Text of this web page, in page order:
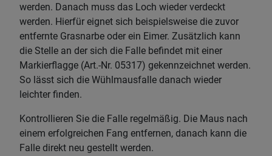
werden. Danach muss das Loch wieder verdeckt
werden. Hierfür eignet sich beispielsweise die zuvor
entfernte Grasnarbe oder ein Eimer. Zusätzlich kann
die Stelle an der sich die Falle befindet mit einer
Markierflagge (Art.-Nr. 05317) gekennzeichnet werden.
So lässt sich die Wühlmausfalle danach wieder
leichter finden.
Kontrollieren Sie die Falle regelmäßig. Die Maus nach
einem erfolgreichen Fang entfernen, danach kann die
Falle direkt neu gestellt werden.